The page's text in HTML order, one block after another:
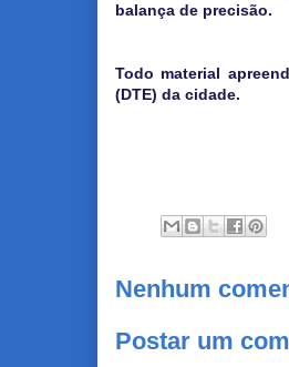
balança de precisão.
Todo material
(DTE) da cidade.
Nenhum
Postar um